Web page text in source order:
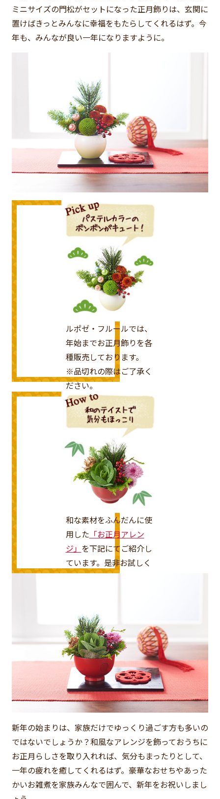
ミニサイズの門松がセットになった正月飾りは、玄関に
置けばきっとみんなに幸福をもたらしてくれるはず。今
年も、みんなが良い一年になりますように。
ルポゼ・フルールでは、
年始までお正月飾りを各
種販売しております。
※品切れの際はご了承く
ださい。
和な素材をふんだんに使
用した 「お正月アレン
ジ」 を下記にてご紹介し
ています。是非お試しく
ださい！
新年の始まりは、家族だけでゆっくり過ごす方も多いの
ではないでしょうか？和風なアレンジを飾っておうちに
お正月らしさを取り入れれば、気分もまったりとして、
一年の疲れを癒してくれるはず。豪華なおせちやあった
かいお雑煮を家族みんなで囲んで、新年をお祝いしまし